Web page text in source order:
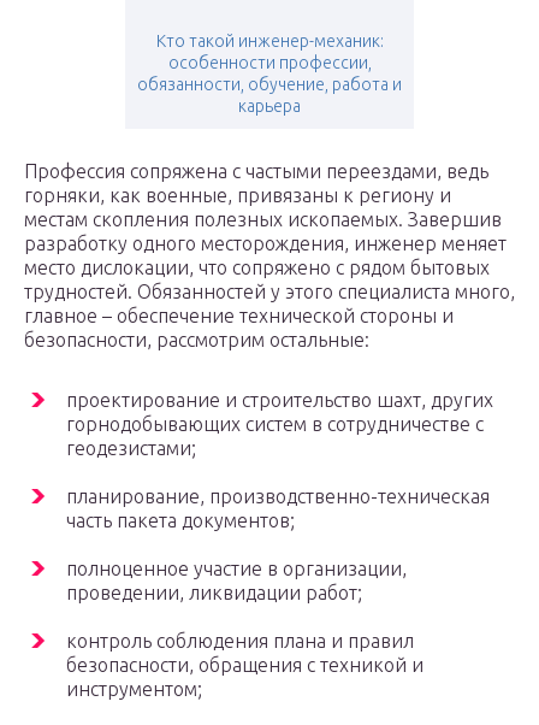
Кто такой инженер-механик:
особенности профессии,
обязанности, обучение, работа и
карьера
Профессия сопряжена с частыми переездами, ведь
горняки, как военные, привязаны к региону и
местам скопления полезных ископаемых. Завершив
разработку одного месторождения, инженер меняет
место дислокации, что сопряжено с рядом бытовых
трудностей. Обязанностей у этого специалиста много,
главное – обеспечение технической стороны и
безопасности, рассмотрим остальные:
проектирование и строительство шахт, других
горнодобывающих систем в сотрудничестве с
геодезистами;
планирование, производственно-техническая
часть пакета документов;
полноценное участие в организации,
проведении, ликвидации работ;
контроль соблюдения плана и правил
безопасности, обращения с техникой и
инструментом;